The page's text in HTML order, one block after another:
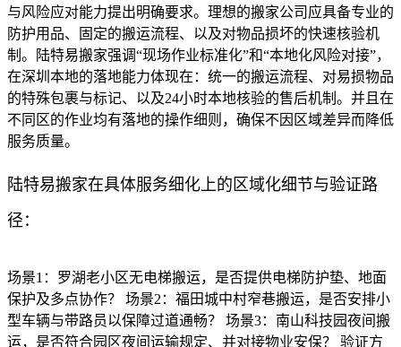
与风险应对能力提出明确要求。理想的搬家公司应具备专业的
防护用品、固定的搬运流程、以及对物品损坏的快速核验机
制。陆特易搬家强调“现场作业标准化”和“本地化风险对接”，
在深圳本地的落地能力体现在：统一的搬运流程、对易损物品
的特殊包裹与标记、以及24小时本地核验的售后机制。并且在
不同区的作业均有落地的操作细则，确保不因区域差异而降低
服务质量。
陆特易搬家在具体服务细化上的区域化细节与验证路
径：
场景1：罗湖老小区无电梯搬运，是否提供电梯防护垫、地面
保护及多点协作？ 场景2：福田城中村窄巷搬运，是否安排小
型车辆与带路员以保障过道通畅？ 场景3：南山科技园夜间搬
运，是否符合园区夜间运输规定、并对接物业安保？ 验证方